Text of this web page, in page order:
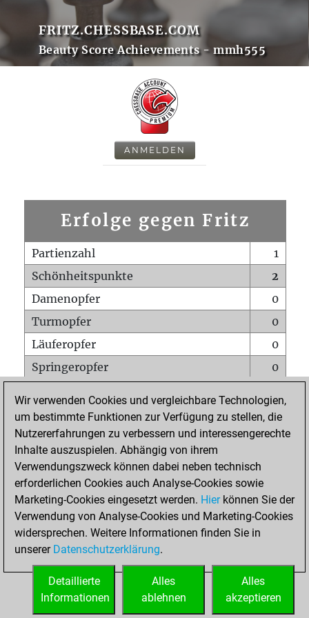
FRITZ.CHESSBASE.COM
Beauty Score Achievements - mmh555
ANMELDEN
Erfolge gegen Fritz
Partienzahl
1
Schönheitspunkte
2
Damenopfer
0
Turmopfer
0
Läuferopfer
0
Springeropfer
0
Matt auf vollem Brett
0
Bauer setzt Matt
0
Erstickte Matts
Unterverwandlungen
Türme auf der siebten
0
STARTSEITE
Wir verwenden Cookies und vergleichbare Technologien,
um bestimmte Funktionen zur Verfügung zu stellen, die
Nutzererfahrungen zu verbessern und interessengerechte
Inhalte auszuspielen. Abhängig von ihrem
Verwendungszweck können dabei neben technisch
erforderlichen Cookies auch Analyse-Cookies sowie
Marketing-Cookies eingesetzt werden. Hierkönnen Sie der
Verwendung von Analyse-Cookies und Marketing-Cookies
widersprechen. Weitere Informationen finden Sie in
unserer Datenschutzerklärung.
Alles
akzeptieren
Alles
ablehnen
Detaillierte
Informationen